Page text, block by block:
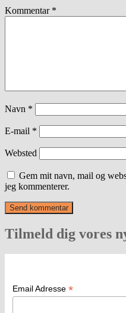
Kommentar *
Navn *
E-mail *
Websted
Gem mit navn, mail og
jeg kommenterer.
Tilmeld dig vores
Email Adresse *